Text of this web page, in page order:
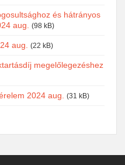
és hátrányos
aug.
(98 kB)
aug. (22 kB)
megelőlegezéshez
2024 aug. (31 kB)